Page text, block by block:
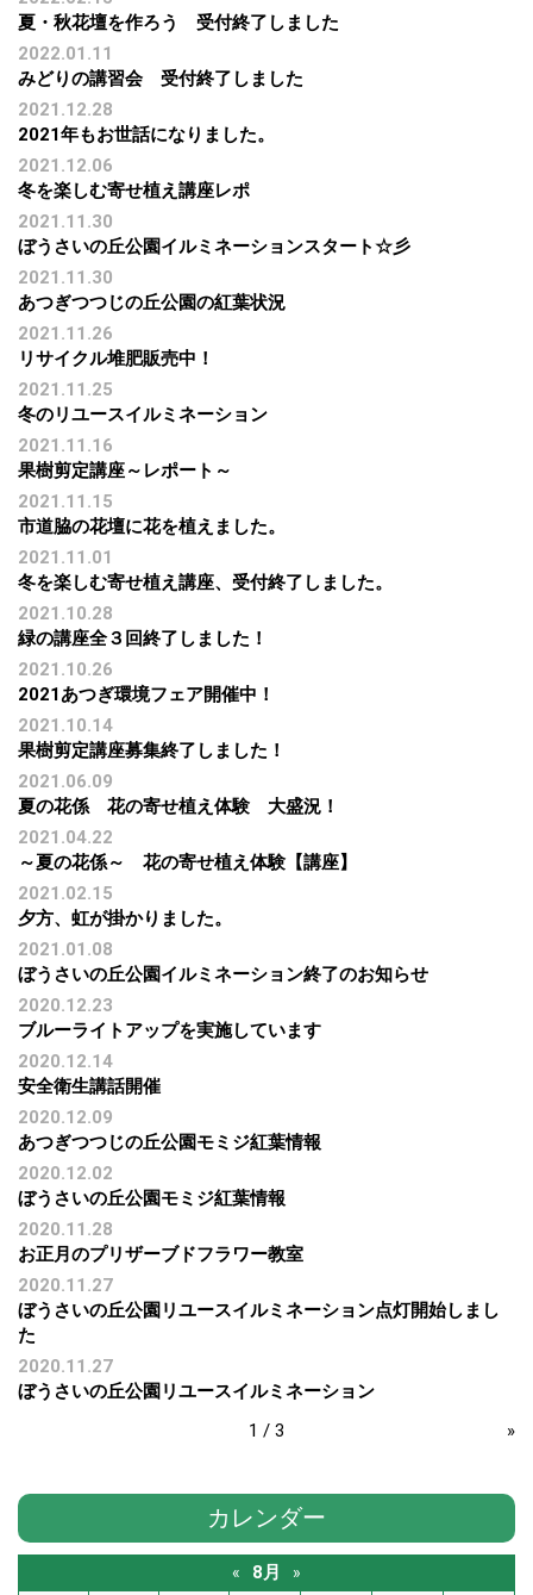
夏・秋花壇を作ろう 受付終了しました
2022.01.11
みどりの講習会 受付終了しました
2021.12.28
2021年もお世話になりました。
2021.12.06
冬を楽しむ寄せ植え講座レポ
2021.11.30
ぼうさいの丘公園イルミネーションスタート☆彡
2021.11.30
あつぎつつじの丘公園の紅葉状況
2021.11.26
リサイクル堆肥販売中！
2021.11.25
冬のリユースイルミネーション
2021.11.16
果樹剪定講座～レポート～
2021.11.15
市道脇の花壇に花を植えました。
2021.11.01
冬を楽しむ寄せ植え講座、受付終了しました。
2021.10.28
緑の講座全３回終了しました！
2021.10.26
2021あつぎ環境フェア開催中！
2021.10.14
果樹剪定講座募集終了しました！
2021.06.09
夏の花係 花の寄せ植え体験 大盛況！
2021.04.22
～夏の花係～ 花の寄せ植え体験【講座】
2021.02.15
夕方、虹が掛かりました。
2021.01.08
ぼうさいの丘公園イルミネーション終了のお知らせ
2020.12.23
ブルーライトアップを実施しています
2020.12.14
安全衛生講話開催
2020.12.09
あつぎつつじの丘公園モミジ紅葉情報
2020.12.02
ぼうさいの丘公園モミジ紅葉情報
2020.11.28
お正月のプリザーブドフラワー教室
2020.11.27
ぼうさいの丘公園リユースイルミネーション点灯開始しまし
た
2020.11.27
ぼうさいの丘公園リユースイルミネーション
1 / 3
»
カレンダー
« 8月 »